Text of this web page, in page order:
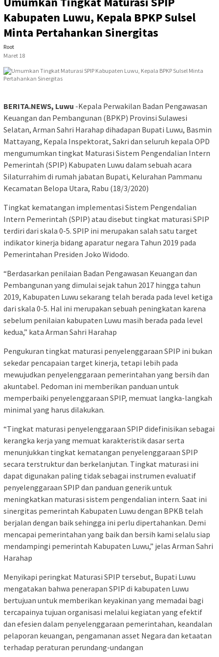
Kabupaten Luwu, Kepala BPKP Sulsel
Minta Pertahankan Sinergitas
Root
Maret 18
BERITA.NEWS, Luwu -Kepala Perwakilan Badan Pengawasan
Keuangan dan Pembangunan (BPKP) Provinsi Sulawesi
Selatan, Arman Sahri Harahap dihadapan Bupati Luwu, Basmin
Mattayang, Kepala Inspektorat, Sakri dan seluruh kepala OPD
mengumumkan tingkat Maturasi Sistem Pengendalian Intern
Pemerintah (SPIP) Kabupaten Luwu dalam sebuah acara
Silaturrahim di rumah jabatan Bupati, Kelurahan Pammanu
Kecamatan Belopa Utara, Rabu (18/3/2020)
Tingkat kematangan implementasi Sistem Pengendalian
Intern Pemerintah (SPIP) atau disebut tingkat maturasi SPIP
terdiri dari skala 0-5. SPIP ini merupakan salah satu target
indikator kinerja bidang aparatur negara Tahun 2019 pada
Pemerintahan Presiden Joko Widodo.
“Berdasarkan penilaian Badan Pengawasan Keuangan dan
Pembangunan yang dimulai sejak tahun 2017 hingga tahun
2019, Kabupaten Luwu sekarang telah berada pada level ketiga
dari skala 0-5. Hal ini merupakan sebuah peningkatan karena
sebelum penilaian kabupaten Luwu masih berada pada level
kedua,” kata Arman Sahri Harahap
Pengukuran tingkat maturasi penyelenggaraan SPIP ini bukan
sekedar pencapaian target kinerja, tetapi lebih pada
mewujudkan penyelenggaraan pemerintahan yang bersih dan
akuntabel. Pedoman ini memberikan panduan untuk
memperbaiki penyelenggaraan SPIP, memuat langka-langkah
minimal yang harus dilakukan.
“Tingkat maturasi penyelenggaraan SPIP didefinisikan sebagai
kerangka kerja yang memuat karakteristik dasar serta
menunjukkan tingkat kematangan penyelenggaraan SPIP
secara terstruktur dan berkelanjutan. Tingkat maturasi ini
dapat digunakan paling tidak sebagai instrumen evaluatif
penyelenggaraan SPIP dan panduan generik untuk
meningkatkan maturasi sistem pengendalian intern. Saat ini
sinergitas pemerintah Kabupaten Luwu dengan BPKB telah
berjalan dengan baik sehingga ini perlu dipertahankan. Demi
mencapai pemerintahan yang baik dan bersih kami selalu siap
mendampingi pemerintah Kabupaten Luwu,” jelas Arman Sahri
Harahap
Menyikapi peringkat Maturasi SPIP tersebut, Bupati Luwu
mengatakan bahwa penerapan SPIP di kabupaten Luwu
bertujuan untuk memberikan keyakinan yang memadai bagi
tercapainya tujuan organisasi melalui kegiatan yang efektif
dan efesien dalam penyelenggaraan pemerintahan, keandalan
pelaporan keuangan, pengamanan asset Negara dan ketaatan
terhadap peraturan perundang-undangan